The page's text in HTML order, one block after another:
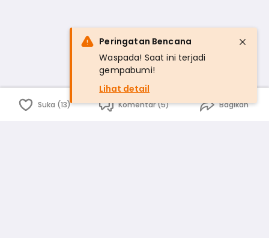
Suka (13) Komentar (5) Bagikan
Peringatan Bencana
Waspada! Saat ini terjadi
gempabumi!
Lihat detail